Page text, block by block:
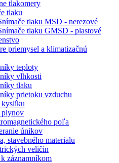
tlakomery
tlaku
tlaku MSD - nerezové
tlaku GMSD - plastové
priemysel a klimatizačnú
teploty
vlhkosti
tlaku
prietoku vzduchu
kyslíku
plynov
poľa
únikov
stavebného materialu
veličín
záznamníkom